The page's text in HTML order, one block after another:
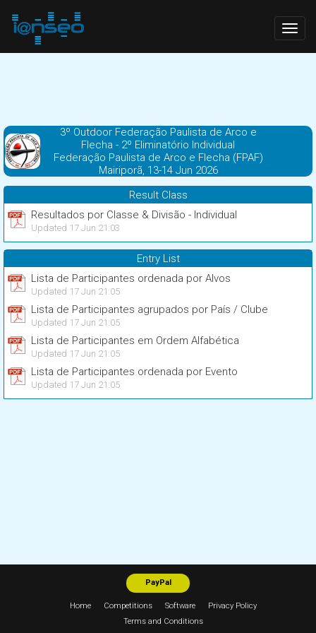
3º Outdoor Federação Paulista de Arco e
Flecha - 2º Eliminatório Individual
Federação Paulista de Arco e Flecha (FPAF)
Mairiporã, 13-14 Jun 2026
Result Class
Resultados por Classe & Divisão - Individual
Updated 17 Jun 21:03
Entry List
Lista de Participantes ordenada por Alvos
Updated 17 Jun 21:05
Lista de Participantes agrupados por País / Clube
Updated 17 Jun 21:05
Lista de Participantes em Ordem Alfabética
Updated 17 Jun 21:05
Lista de Participantes ordenada por Evento
Updated 17 Jun 21:05
PayPal
Home Competitions Software
Privacy Policy
Terms and Conditions